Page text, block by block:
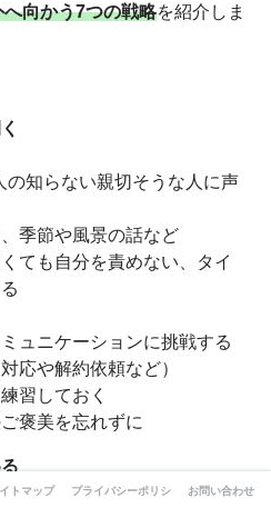
へ向かう7つの戦略を紹介しま
の知らない親切そうな人に声
季節や風景の話など
ても自分を責めない、タイ
ュニケーションに挑戦する
応や解約依頼など）
習しておく
褒美を忘れずに
士提唱の心を静める方法を
しさを求めて
トマップ プライバシーポリシー お問い合わせ